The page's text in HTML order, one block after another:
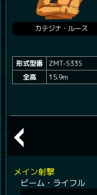
カテジナ・ルース
形式型番
ZMT-S33S
全高
15.9m
メイン射撃
ビーム・ライフル